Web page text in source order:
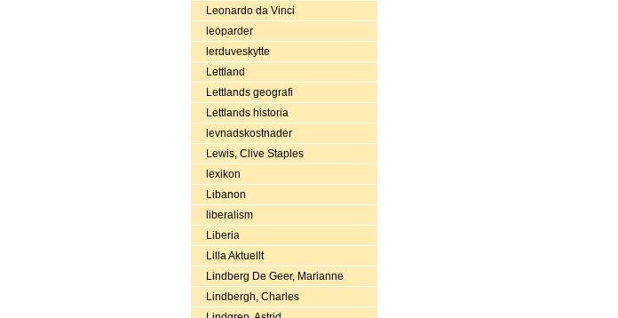
Leonardo da Vinci
leoparder
lerduveskytte
Lettland
Lettlands geografi
Lettlands historia
levnadskostnader
Lewis, Clive Staples
lexikon
Libanon
liberalism
Liberia
Lilla Aktuellt
Lindberg De Geer, Marianne
Lindbergh, Charles